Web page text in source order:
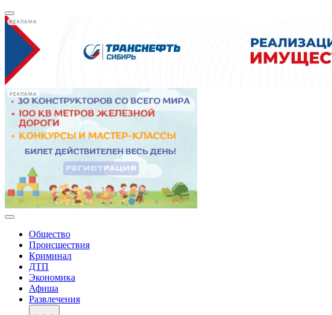
РЕКЛАМА
РЕКЛАМА
Общество
Происшествия
Криминал
ДТП
Экономика
Афиша
Развлечения